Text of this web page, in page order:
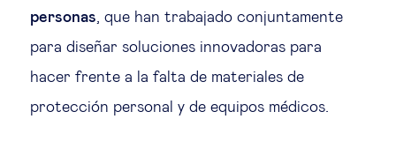
personas, que han trabajado conjuntamente
para diseñar soluciones innovadoras para
hacer frente a la falta de materiales de
protección personal y de equipos médicos.